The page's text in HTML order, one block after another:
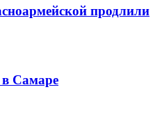
продлили
Самаре